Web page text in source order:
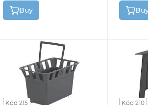
Buy
Kód 215 Kód 210